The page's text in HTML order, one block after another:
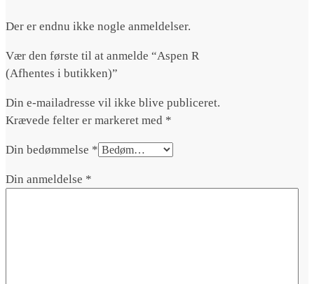
Der er endnu ikke nogle anmeldelser.
Vær den første til at anmelde “Aspen R
(Afhentes i butikken)”
Din e-mailadresse vil ikke blive publiceret.
Krævede felter er markeret med *
Din bedømmelse *
Din anmeldelse *